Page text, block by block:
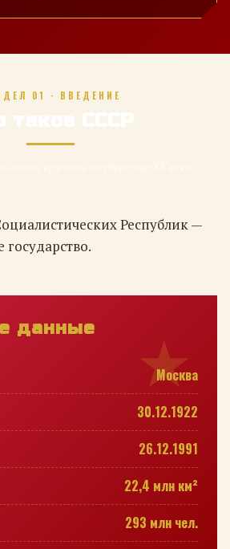
01 · ВВЕДЕНИЕ
такое СССР
Республик —
государство.
данные
Москва
30.12.1922
26.12.1991
22,4 млн км²
293 млн чел.